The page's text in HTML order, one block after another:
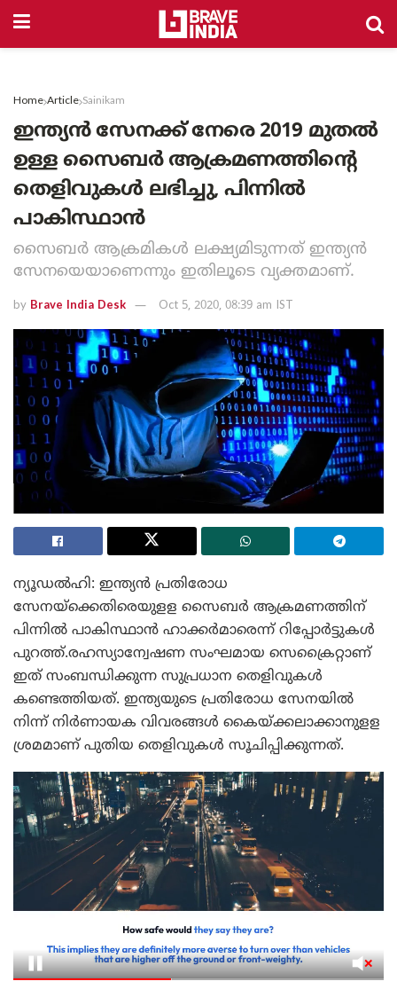
Home Article Sainikam
ഇന്ത്യൻ സേനക്ക് നേരെ 2019 മുതൽ
ഉള്ള സൈബർ ആക്രമണത്തിന്റെ
തെളിവുകൾ ലഭിച്ചു, പിന്നില്‍
പാകിസ്ഥാന്‍
സെെബര്‍ ആക്രമികള്‍ ലക്ഷ്യമിടുന്നത് ഇന്ത്യന്‍
സേനയെയാണെന്നും ഇതിലൂടെ വ്യക്തമാണ്.
by Brave India Desk Oct 5, 2020, 08:39 am IST
ന്യൂഡല്‍ഹി: ഇന്ത്യന്‍ പ്രതിരോധ
സേനയ്ക്കെതിരെയുളള സൈബര്‍ ആക്രമണത്തിന്
പിന്നില്‍ പാകിസ്ഥാന്‍ ഹാക്കര്‍മാരെന്ന് റിപ്പോര്‍ട്ടുകള്‍
പുറത്ത്.രഹസ്യാന്വേഷണ സംഘമായ സെക്രൈറ്റാണ്
ഇത് സംബന്ധിക്കുന്ന സുപ്രധാന തെളിവുകള്‍
കണ്ടെത്തിയത്. ഇന്ത്യയുടെ പ്രതിരോധ സേനയില്‍
നിന്ന് നിര്‍ണായക വിവരങ്ങള്‍ കെെയ്ക്കലാക്കാനുളള
ശ്രമമാണ് പുതിയ തെളിവുകള്‍ സൂചിപ്പിക്കുന്നത്.